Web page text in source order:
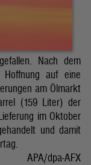
Nach dem
auf eine
am Ölmarkt
(159 Liter) der
im Oktober
und damit
APA/dpa-AFX